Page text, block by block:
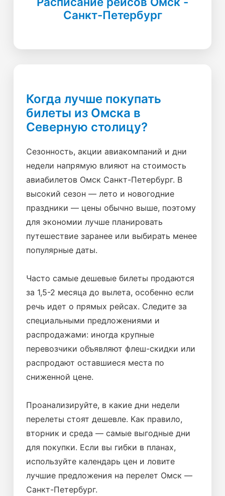
Санкт-Петербург
Когда лучше покупать
билеты из Омска в
Северную столицу?
Сезонность, акции авиакомпаний и дни
недели напрямую влияют на стоимость
авиабилетов Омск Санкт-Петербург. В
высокий сезон — лето и новогодние
праздники — цены обычно выше, поэтому
для экономии лучше планировать
путешествие заранее или выбирать менее
популярные даты.
Часто самые дешевые билеты продаются
за 1,5-2 месяца до вылета, особенно если
речь идет о прямых рейсах. Следите за
специальными предложениями и
распродажами: иногда крупные
перевозчики объявляют флеш-скидки или
распродают оставшиеся места по
сниженной цене.
Проанализируйте, в какие дни недели
перелеты стоят дешевле. Как правило,
вторник и среда — самые выгодные дни
для покупки. Если вы гибки в планах,
используйте календарь цен и ловите
лучшие предложения на перелет Омск —
Санкт-Петербург.